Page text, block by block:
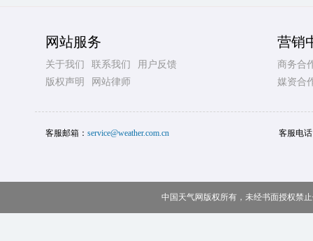
网站服务
关于我们 联系我们
用户反馈
版权声明
网站律师
营销
商务合
媒资合
客服邮箱： service@weather.com.cn 客服电
中国天气网版权所有，未经书面授权